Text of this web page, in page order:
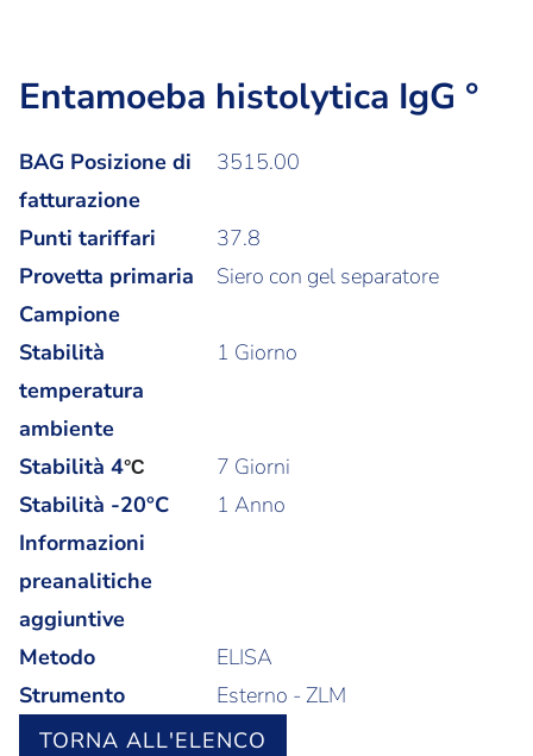
Entamoeba histolytica IgG °
BAG Posizione di
fatturazione
3515.00
Punti tariffari
37.8
Provetta primaria
Siero con gel separatore
Campione
Stabilità
temperatura
ambiente
1 Giorno
Stabilità 4°C
7 Giorni
Stabilità -20°C
1 Anno
Informazioni
preanalitiche
aggiuntive
Metodo
ELISA
Strumento
Esterno - ZLM
TORNA ALL'ELENCO